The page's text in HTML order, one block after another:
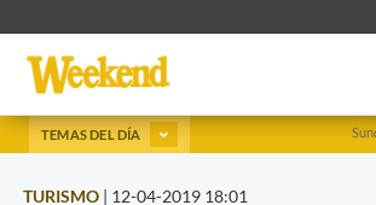
TEMAS DEL DÍA
TURISMO | 12-04-2019 18:01